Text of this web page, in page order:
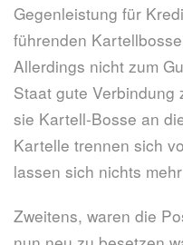
Gegenleistung für
führenden
Allerdings nicht zum
Staat gute
sie Kartell-Bosse an
Kartelle trennen sich
lassen sich nichts
Zweitens, waren die